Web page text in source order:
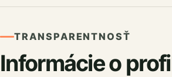
TRANSPARENTNOSŤ
Informácie o